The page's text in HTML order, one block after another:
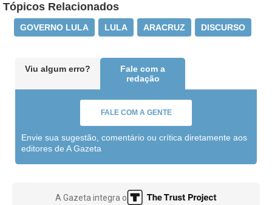
Tópicos Relacionados
GOVERNO LULA LULA ARACRUZ DISCURSO
Viu algum erro?
Fale com a
redação
FALE COM A GENTE
Envie sua sugestão, comentário ou crítica diretamente aos
editores de A Gazeta
A Gazeta integra o